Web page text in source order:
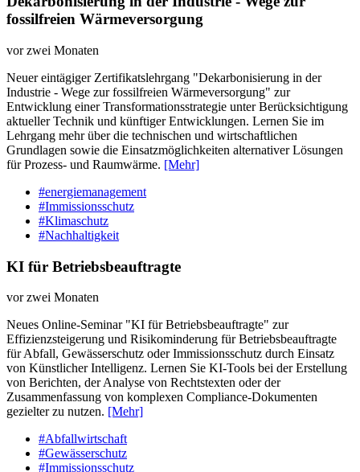
fossilfreien Wärmeversorgung
vor zwei Monaten
Neuer eintägiger Zertifikatslehrgang "Dekarbonisierung in der
Industrie - Wege zur fossilfreien Wärmeversorgung" zur
Entwicklung einer Transformationsstrategie unter Berücksichtigung
aktueller Technik und künftiger Entwicklungen. Lernen Sie im
Lehrgang mehr über die technischen und wirtschaftlichen
Grundlagen sowie die Einsatzmöglichkeiten alternativer Lösungen
für Prozess- und Raumwärme. [Mehr]
#energiemanagement
#Immissionsschutz
#Klimaschutz
#Nachhaltigkeit
KI für Betriebsbeauftragte
vor zwei Monaten
Neues Online-Seminar "KI für Betriebsbeauftragte" zur
Effizienzsteigerung und Risikominderung für Betriebsbeauftragte
für Abfall, Gewässerschutz oder Immissionsschutz durch Einsatz
von Künstlicher Intelligenz. Lernen Sie KI-Tools bei der Erstellung
von Berichten, der Analyse von Rechtstexten oder der
Zusammenfassung von komplexen Compliance-Dokumenten
gezielter zu nutzen. [Mehr]
#Abfallwirtschaft
#Gewässerschutz
#Immissionsschutz